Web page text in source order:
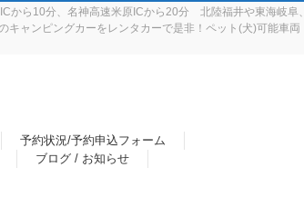
から10分、名神高速米原ICから20分 北陸福井や東海岐阜、
ャンピングカーをレンタカーで是非！ペット(犬)可能車両
予約状況/予約申込フォーム
ブログ / お知らせ